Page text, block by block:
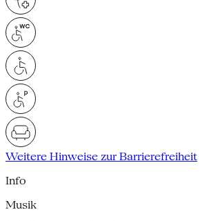
Weitere Hinweise zur Barrierefreiheit
Info
Musik